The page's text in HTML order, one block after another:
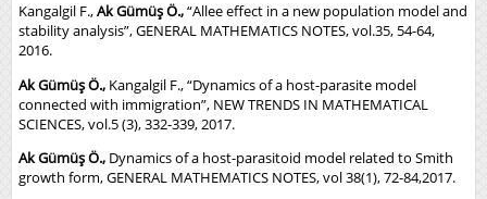
Kangalgil F.,Ak Gümüş Ö.,“Allee effect in a new population model and
stability analysis”, GENERAL MATHEMATICS NOTES, vol.35, 54-64,
2016.
Ak Gümüş Ö., Kangalgil F., “Dynamics of a host-parasite model
connected with immigration”, NEW TRENDS IN MATHEMATICAL
SCIENCES, vol.5 (3), 332-339, 2017.
Ak Gümüş Ö., Dynamics of a host-parasitoid model related to Smith
growth form, GENERAL MATHEMATICS NOTES, vol 38(1), 72-84,2017.